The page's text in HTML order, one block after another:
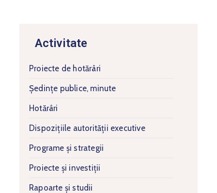
Activitate
Proiecte de hotărâri
Ședințe publice, minute
Hotărâri
Dispozițiile autorității executive
Programe și strategii
Proiecte și investiții
Rapoarte și studii